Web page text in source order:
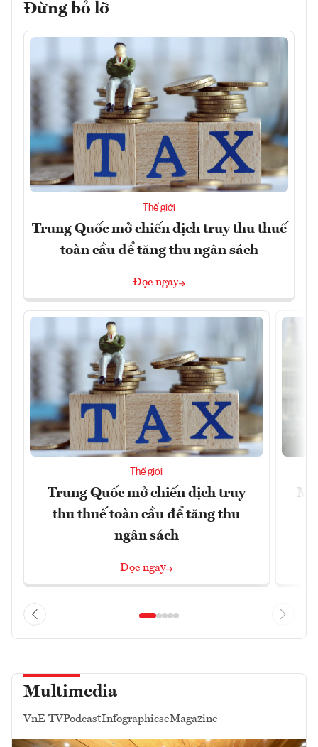
Đừng bỏ lỡ
Thế giới
Trung Quốc mở chiến dịch truy thu thuế
toàn cầu để tăng thu ngân sách
Đọc ngay
Thế giới
Trung Quốc mở chiến dịch truy
thu thuế toàn cầu để tăng thu
ngân sách
Đọc ngay
Multimedia
VnE TVPodcastInfographicseMagazine